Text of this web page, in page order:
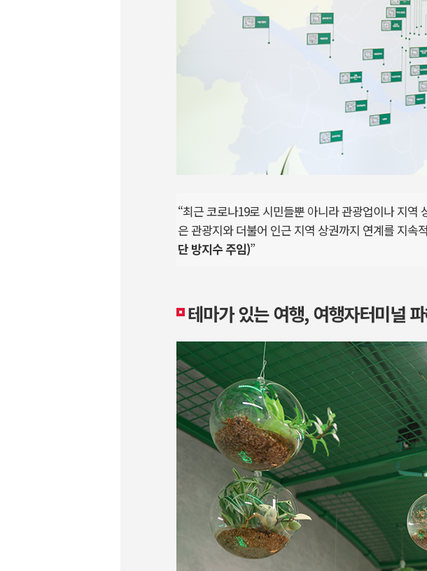
“최근 코로나19로 시민들뿐 아니라 관광업이나 지
은 관광지와 더불어 인근 지역 상권까지 연계를 지
단 방지수 주임)”
테마가 있는 여행, 여행자터미널